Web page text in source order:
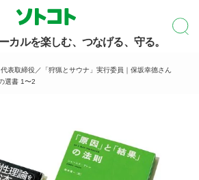
カルを楽しむ、つなげる、守る。
表取締役／「狩猟とサウナ」実行委員｜保坂幸德さん
選書 1〜2